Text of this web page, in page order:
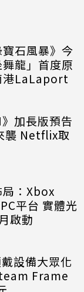
石風暴》今
龍」首度原
港LaLaport
》加長版預告
襲 Netflix取
：Xbox
平台 實體光
啟動
設備大眾化
Frame